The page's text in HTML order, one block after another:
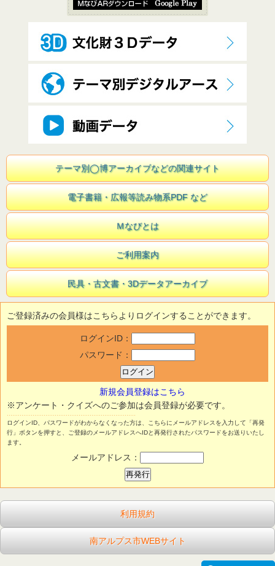
テーマ別◯博アーカイブなどの関連サイト
電子書籍・広報等読み物系PDF など
Ｍなびとは
ご利用案内
民具・古文書・3Dデータアーカイブ
ご登録済みの会員様はこちらよりログインすることができます。
ログインID：
パスワード：
新規会員登録はこちら
※アンケート・クイズへのご参加は会員登録が必要です。
ログインID、パスワードがわからなくなった方は、こちらにメールアドレスを入力して「再発
行」ボタンを押すと、ご登録のメールアドレスへIDと再発行されたパスワードをお送りいたし
ます。
メールアドレス：
利用規約
南アルプス市WEBサイト